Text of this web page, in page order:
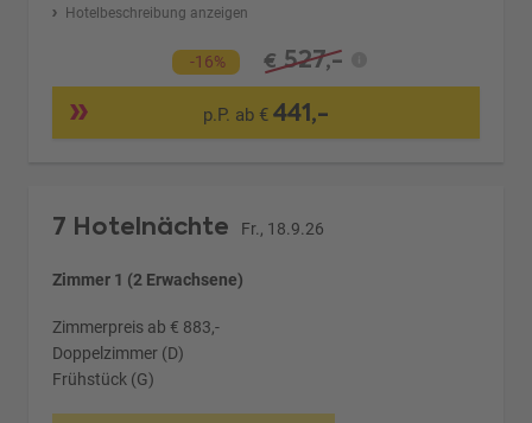
Hotelbeschreibung anzeigen
-16% € 527,-
p.P. ab € 441,-
7 Hotelnächte Fr., 18.9.26
Zimmer 1 (2 Erwachsene)
Zimmerpreis ab € 883,-
Doppelzimmer (D)
Frühstück (G)